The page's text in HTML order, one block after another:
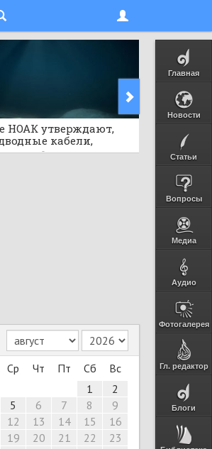
Главная
Новости
Статьи
Вопросы
Медиа
Аудио
Фотогалерея
Гл. редактор
Блоги
НОАК утверждают,
кабели,
99% глобальных
0 14 часов
Ср Чт Пт Сб
Вс
1
2
5 6 7 8
9
12 13 14 15
16
19 20 21 22
23